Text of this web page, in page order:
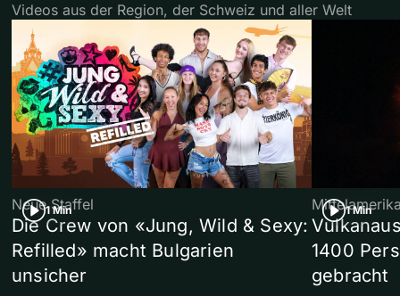
Videos aus der Region, der Schweiz und aller Welt
1 Min
Neue Staffel
Die Crew von «Jung, Wild & Sexy:
Refilled» macht Bulgarien
unsicher
1 Min
1400
gebracht